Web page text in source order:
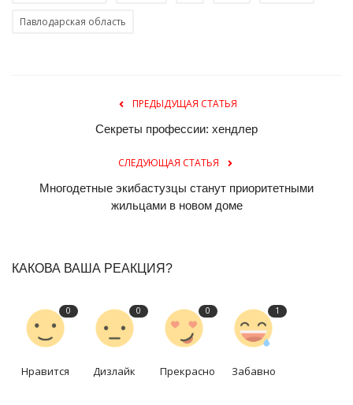
Павлодарская область
ПРЕДЫДУЩАЯ СТАТЬЯ
Секреты профессии: хендлер
СЛЕДУЮЩАЯ СТАТЬЯ
Многодетные экибастузцы станут приоритетными
жильцами в новом доме
КАКОВА ВАША РЕАКЦИЯ?
0
Нравится
0
Дизлайк
0
Прекрасно
1
Забавно